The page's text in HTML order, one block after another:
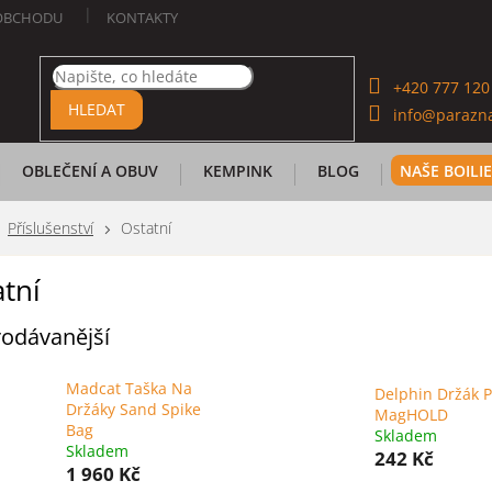
KONTAKTY
HLEDAT
+420 777
OBLEČENÍ A OBUV KEMPINK BLOG NAŠE
Příslušenství Ostatní
Madcat Taška Na
Držáky Sand Spike
Bag
Skladem
1 960 Kč
Delphin Držák
MagHOLD
Skladem
242 Kč